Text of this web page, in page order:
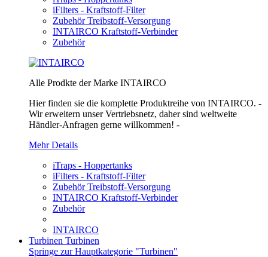
iFilters - Kraftstoff-Filter
Zubehör Treibstoff-Versorgung
INTAIRCO Kraftstoff-Verbinder
Zubehör
Alle Prodkte der Marke INTAIRCO
Hier finden sie die komplette Produktreihe von INTAIRCO. -
Wir erweitern unser Vertriebsnetz, daher sind weltweite
Händler-Anfragen gerne willkommen! -
Mehr Details
iTraps - Hoppertanks
iFilters - Kraftstoff-Filter
Zubehör Treibstoff-Versorgung
INTAIRCO Kraftstoff-Verbinder
Zubehör
INTAIRCO
Turbinen Turbinen
Springe zur Hauptkategorie "Turbinen"